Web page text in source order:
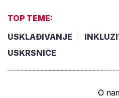
TOP TEME:
USKLAĐIVANJE
USKRSNICE
O